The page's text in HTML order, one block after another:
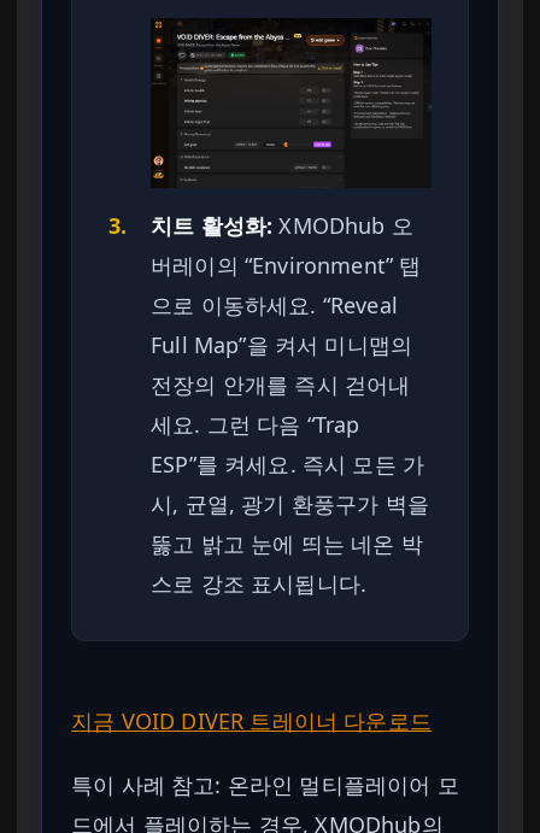
3. 치트 활성화: XMODhub 오
버레이의 “Environment” 탭
으로 이동하세요. “Reveal
Full Map”을 켜서 미니맵의
전장의 안개를 즉시 걷어내
세요. 그런 다음 “Trap
ESP”를 켜세요. 즉시 모든 가
시, 균열, 광기 환풍구가 벽을
뚫고 밝고 눈에 띄는 네온 박
스로 강조 표시됩니다.
지금 VOID DIVER 트레이너 다운로드
특이 사례 참고: 온라인 멀티플레이어 모
드에서 플레이하는 경우, XMODhub의